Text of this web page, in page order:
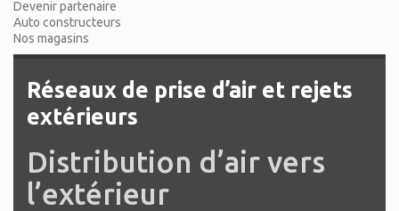
Devenir partenaire
Auto constructeurs
Nos magasins
Réseaux de prise d’air et rejets
extérieurs
Distribution d’air vers
l’extérieur